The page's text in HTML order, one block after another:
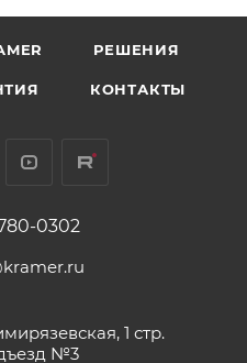
РЕШЕНИЯ
КОНТАКТЫ
0302
1 стр.
№3